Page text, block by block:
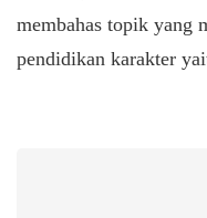
membahas topik yang
pendidikan karakter